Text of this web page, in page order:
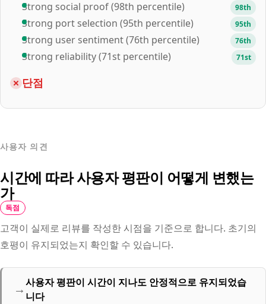
Strong social proof (98th percentile) 98th
Strong port selection (95th percentile) 95th
Strong user sentiment (76th percentile) 76th
Strong reliability (71st percentile) 71st
단점
사용자 의견
시간에 따라 사용자 평판이 어떻게 변했는
가
독점
고객이 실제로 리뷰를 작성한 시점을 기준으로 합니다. 초기의
호평이 유지되었는지 확인할 수 있습니다.
→사용자 평판이 시간이 지나도 안정적으로 유지되었습
니다